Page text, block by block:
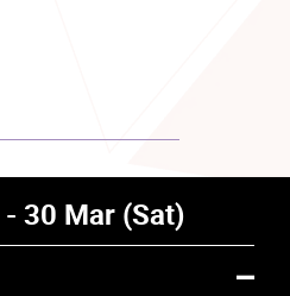
30 Mar (Sat)